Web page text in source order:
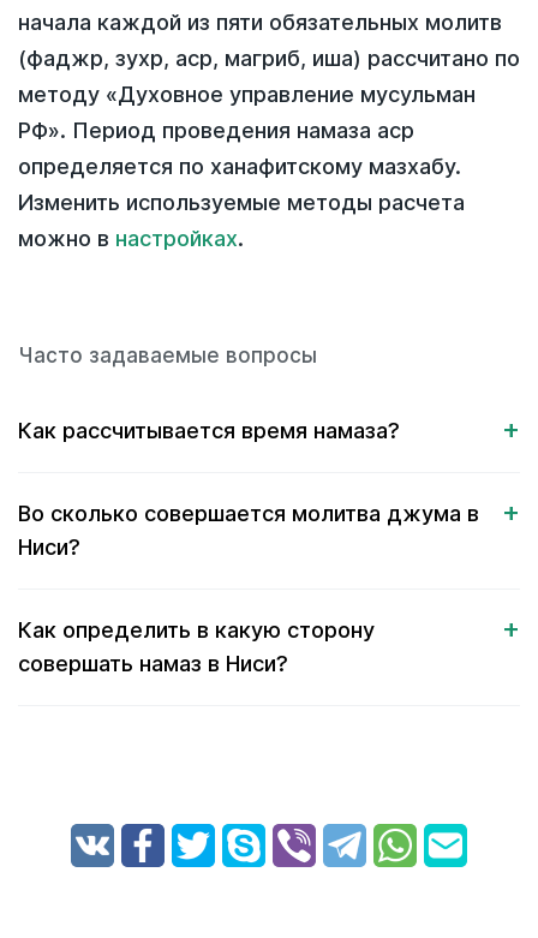
начала каждой из пяти обязательных молитв
(фаджр, зухр, аср, магриб, иша) рассчитано по
методу «Духовное управление мусульман
РФ». Период проведения намаза аср
определяется по ханафитскому мазхабу.
Изменить используемые методы расчета
можно в настройках.
Часто задаваемые вопросы
Как рассчитывается время намаза?
Во сколько совершается молитва джума в
Ниси?
Как определить в какую сторону
совершать намаз в Ниси?